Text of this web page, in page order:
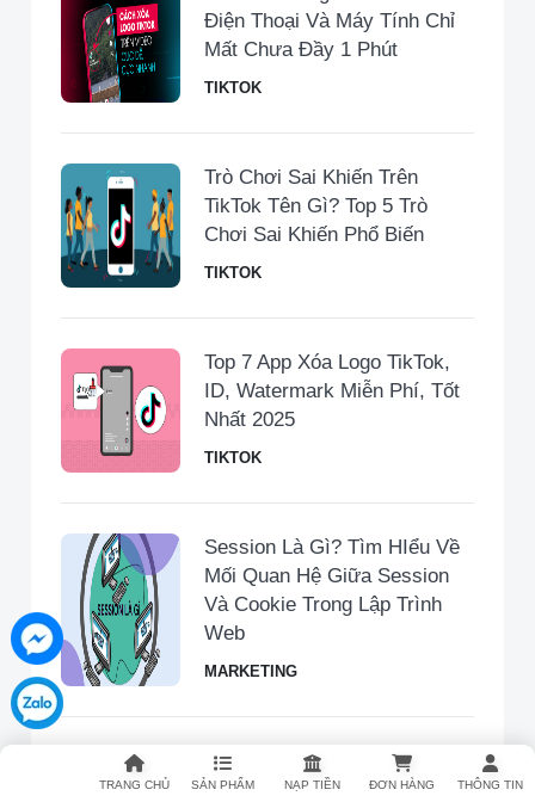
TRANG CHỦ SẢN PHẨM NẠP TIỀN ĐƠN HÀNG THÔNG TIN
Điện Thoại Và Máy Tính Chỉ
Mất Chưa Đầy 1 Phút
TIKTOK
Trò Chơi Sai Khiến Trên
TikTok Tên Gì? Top 5 Trò
Chơi Sai Khiến Phổ Biến
TIKTOK
Top 7 App Xóa Logo TikTok,
ID, Watermark Miễn Phí, Tốt
Nhất 2025
TIKTOK
Session Là Gì? Tìm HIểu Về
Mối Quan Hệ Giữa Session
Và Cookie Trong Lập Trình
Web
MARKETING
Kiếm Tiền Trên TikTok Có
Thật Không? Các Hình Thức